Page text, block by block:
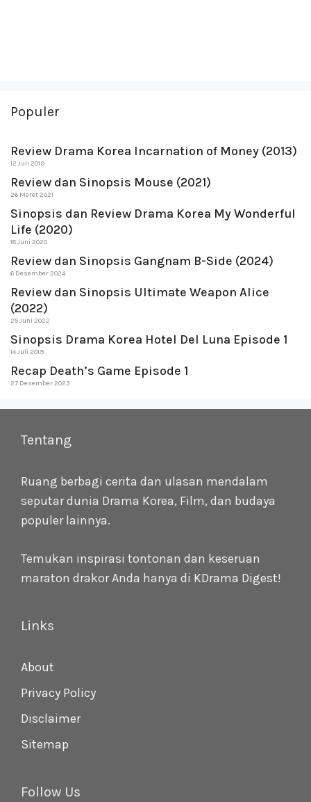
Populer
Review Drama Korea Incarnation of Money (2013)
12 Juli 2019
Review dan Sinopsis Mouse (2021)
26 Maret 2021
Sinopsis dan Review Drama Korea My Wonderful
Life (2020)
18 Juni 2020
Review dan Sinopsis Gangnam B-Side (2024)
6 Desember 2024
Review dan Sinopsis Ultimate Weapon Alice
(2022)
25 Juni 2022
Sinopsis Drama Korea Hotel Del Luna Episode 1
14 Juli 2019
Recap Death’s Game Episode 1
27 Desember 2023
Tentang
Ruang berbagi cerita dan ulasan mendalam
seputar dunia Drama Korea, Film, dan budaya
populer lainnya.
Temukan inspirasi tontonan dan keseruan
maraton drakor Anda hanya di KDrama Digest!
Links
About
Privacy Policy
Disclaimer
Sitemap
Follow Us